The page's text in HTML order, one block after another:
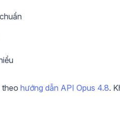
theo hướng dẫn API Opus 4.8.